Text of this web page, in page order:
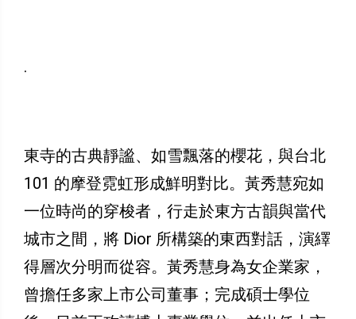
.
東寺的古典靜謐、如雪飄落的櫻花，與台北
101 的摩登霓虹形成鮮明對比。黃秀慧宛如
一位時尚的穿梭者，行走於東方古韻與當代
城市之間，將 Dior 所構築的東西對話，演繹
得層次分明而從容。黃秀慧身為女企業家，
曾擔任多家上市公司董事；完成碩士學位